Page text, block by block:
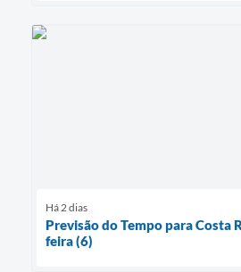
Há 2 dias
Previsão do Tempo para Costa
feira (6)